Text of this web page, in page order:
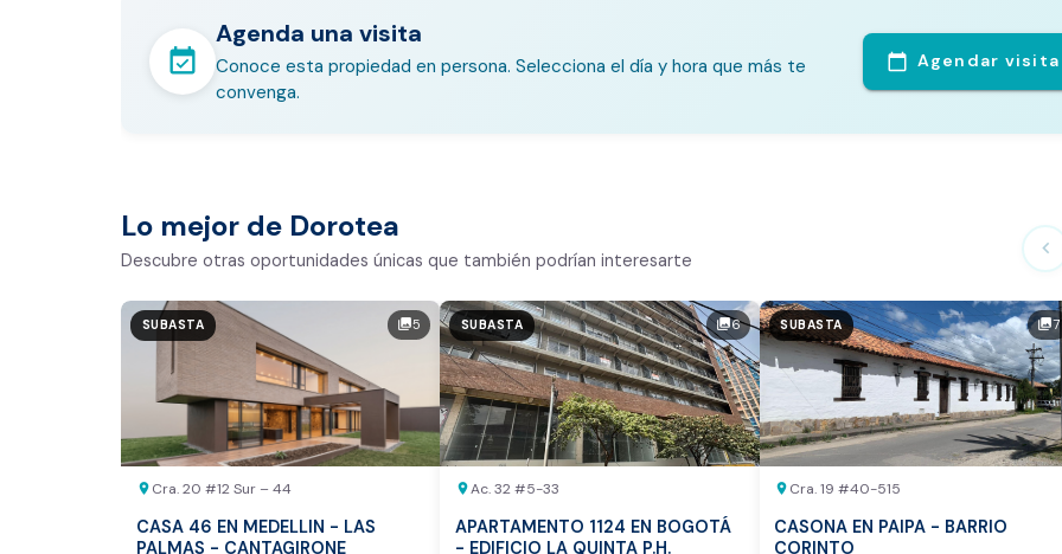
En pocos minutos avalúa con este Análisis
Análisis basado en datos reales:
Estimación del valor de la propiedad en el mercado
Tiempo promedio de venta en la zona
Rango de precios de arriendo en el sector
Valor exclusivo para clientes de Dorotea:
20.000 COP
REALIZAR AVALÚO AHORA
Vista previa del reporte de avalúo
event_available
Agenda una visita
Conoce esta propiedad en persona. Selecciona el día y hora que más te
convenga.
calendar_today Agendar visita
Lo mejor de Dorotea
Descubre otras oportunidades únicas que también podrían interesarte
chevron_left
photo_library5
SUBASTA
location_on Cra. 20 #12 Sur – 44
CASA 46 EN MEDELLIN - LAS
PALMAS - CANTAGIRONE
photo_library6
SUBASTA
location_onAc. 32 #5-33
APARTAMENTO 1124 EN BOGOTÁ
- EDIFICIO LA QUINTA P.H.
photo_library7
SUBASTA
location_on Cra. 19 #40-515
CASONA EN PAIPA - BARRIO
CORINTO